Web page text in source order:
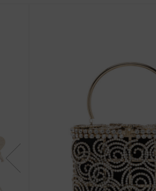
* Inviando questo form, dichiaro di aver
informativa sulla privacy
e di prestare il